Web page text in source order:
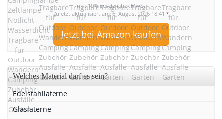
inkl. 19% gesetzlicher MwSt.
Zuletzt aktualisiert am: 6. August 2026 18:41 *
Jetzt bei Amazon kaufen
Welches Material darf es sein?
Edelstahllaterne
Glaslaterne